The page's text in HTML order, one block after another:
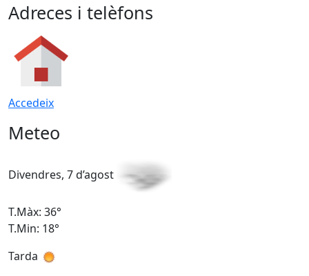
Adreces i telèfons
Accedeix
Meteo
Divendres, 7 d’agost
T.Màx: 36°
T.Min: 18°
Tarda